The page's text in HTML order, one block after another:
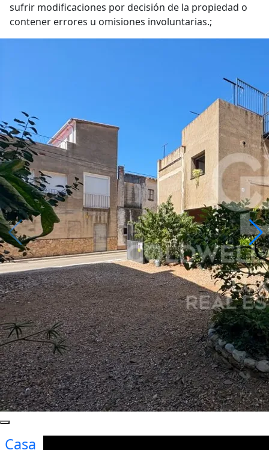
sufrir modificaciones por decisión de la propiedad o
contener errores u omisiones involuntarias.;
Casa